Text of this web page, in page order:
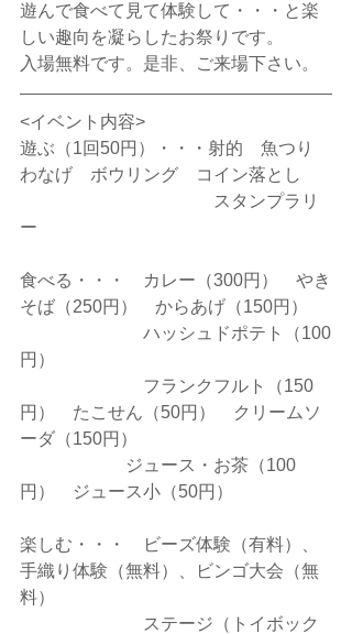
遊んで食べて見て体験して・・・と楽
しい趣向を凝らしたお祭りです。
入場無料です。是非、ご来場下さい。
<イベント内容>
遊ぶ（1回50円）・・・射的　魚つり
わなげ　ボウリング　コイン落とし
スタンプラリ
ー
食べる・・・　カレー（300円）　やき
そば（250円）　からあげ（150円）
ハッシュドポテト（100
円）
フランクフルト（150
円）　たこせん（50円）　クリームソ
ーダ（150円）
円）　ジュース小（50円）
楽しむ・・・　ビーズ体験（有料）、
手織り体験（無料）、ビンゴ大会（無
料）
ステージ（トイボック